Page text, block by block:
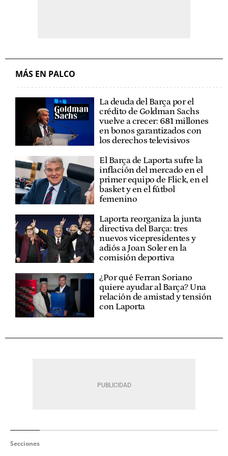
MÁS EN PALCO
La deuda del Barça por el
crédito de Goldman Sachs
vuelve a crecer: 681 millones
en bonos garantizados con
los derechos televisivos
El Barça de Laporta sufre la
inflación del mercado en el
primer equipo de Flick, en el
basket y en el fútbol
femenino
Laporta reorganiza la junta
directiva del Barça: tres
nuevos vicepresidentes y
adiós a Joan Soler en la
comisión deportiva
¿Por qué Ferran Soriano
quiere ayudar al Barça? Una
relación de amistad y tensión
con Laporta
Secciones